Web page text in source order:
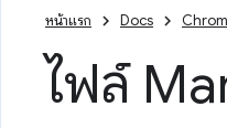
หน้าแรก Docs
ไฟล์